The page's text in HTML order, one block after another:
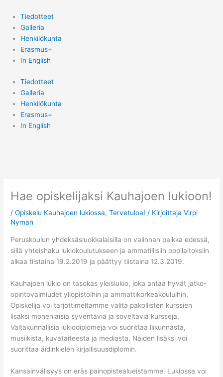
sisältöönTiedotteet
Galleria
Henkilökunta
Erasmus+
In English
Tiedotteet
Galleria
Henkilökunta
Erasmus+
In English
Hae opiskelijaksi Kauhajoen lukioon!
/Opiskelu Kauhajoen lukiossa,Tervetuloa! / KirjoittajaVirpi
Nyman
Peruskoulun yhdeksäsluokkalaisilla on valinnan paikka edessä,
sillä yhteishaku lukiokoulutukseen ja ammatillisiin oppilaitoksiin
alkaa tiistaina 19.2.2019 ja päättyy tiistaina 12.3.2019.
Kauhajoen lukio on tasokas yleislukio, joka antaa hyvät jatko-
opintovalmiudet yliopistoihin ja ammattikorkeakouluihin.
Opiskelija voi tarjottimeltamme valita pakollisten kurssien
lisäksi monenlaisia syventäviä ja soveltavia kursseja.
Valtakunnallisia lukiodiplomeja voi suorittaa liikunnasta,
musiikista, kuvataiteesta ja mediasta. Näiden lisäksi voi
suorittaa äidinkielen kirjallisuusdiplomin.
Kansainvälisyys on eräs painopistealueistamme. Lukiossa voi